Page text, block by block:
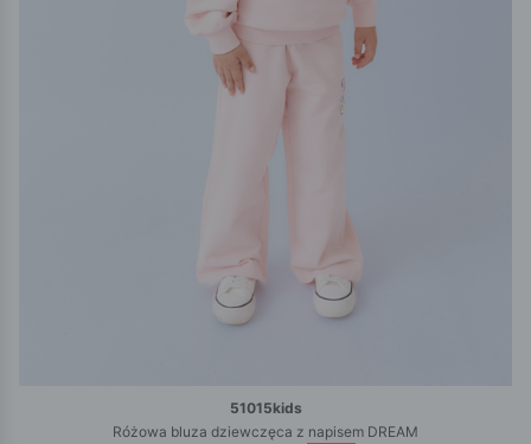
51015kids
Różowa bluza dziewczęca z napisem DREAM